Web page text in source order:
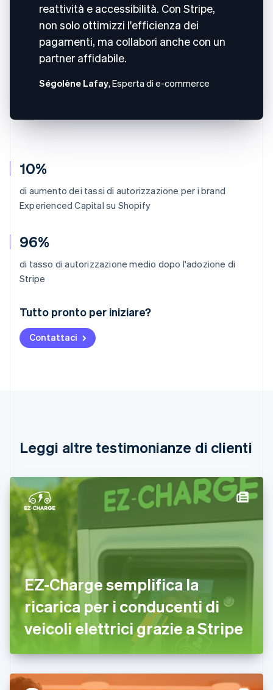
10%
di aumento dei tassi di autorizzazione per i brand
Experienced Capital su Shopify
96%
di tasso di autorizzazione medio dopo l'adozione di
Stripe
Tutto pronto per iniziare?
Contattaci
reattività e accessibilità. Con Stripe,
non solo ottimizzi l'efficienza dei
pagamenti, ma collabori anche con un
partner affidabile.
Ségolène Lafay, Esperta di e-commerce
Leggi altre testimonianze di clienti
EZ-Charge semplifica la
ricarica per i conducenti di
veicoli elettrici grazie a Stripe
Australia
English
Austria
DeutschEnglish
English Français
Cina continentale
Cipro
English
Croazia
English Italiano
Danimarca
Emirati Arabi Uniti
English
Estonia
English
Finlandia
Svenska
Francia
Germania